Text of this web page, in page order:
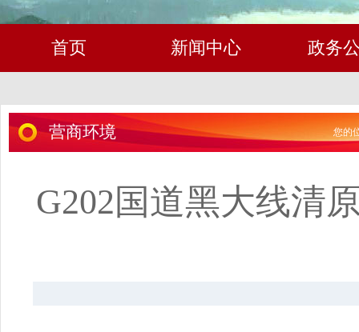
首页 新闻中心 政务
营商环境 您的
G202国道黑大线清